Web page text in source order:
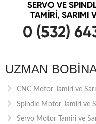
UZMAN
CNC Motor Tamiri ve
Spindle Motor Tamiri ve
Servo Motor Tamiri ve